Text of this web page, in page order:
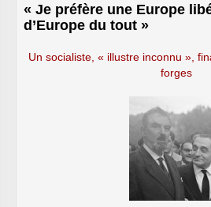
« Je préfère une Europe
d’Europe du tout »
Un socialiste, « illustre inconnu »,
forges